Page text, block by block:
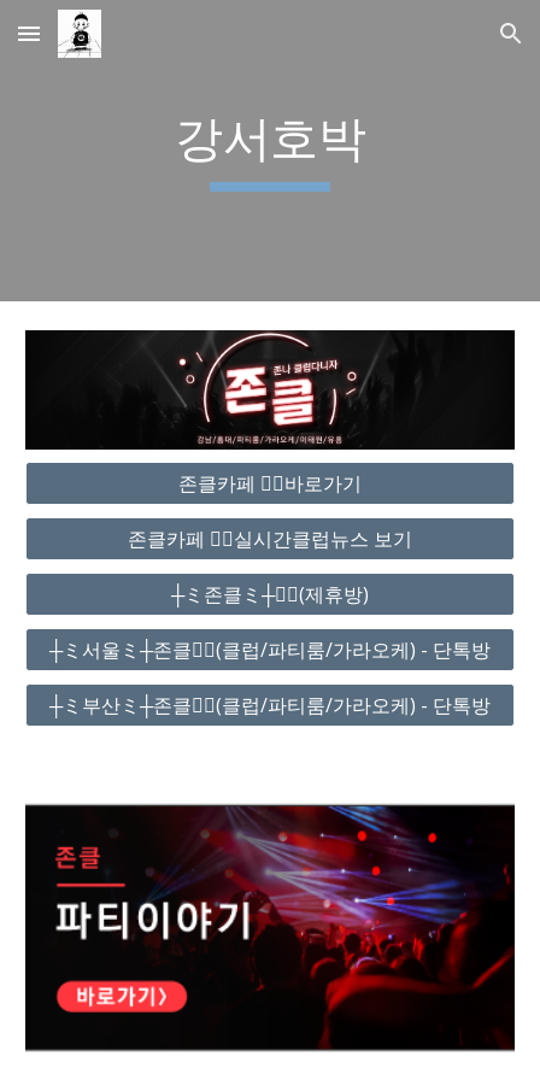
Skip to main content Skip to navigation
강서호박
존클카페 ❤️‍🔥바로가기
존클카페 ❤️‍🔥실시간클럽뉴스 보기
┼ミ존클ミ┼❤️‍🔥(제휴방)
┼ミ서울ミ┼존클❤️‍🔥(클럽/파티룸/가라오케) - 단톡방
┼ミ부산ミ┼존클❤️‍🔥(클럽/파티룸/가라오케) - 단톡방